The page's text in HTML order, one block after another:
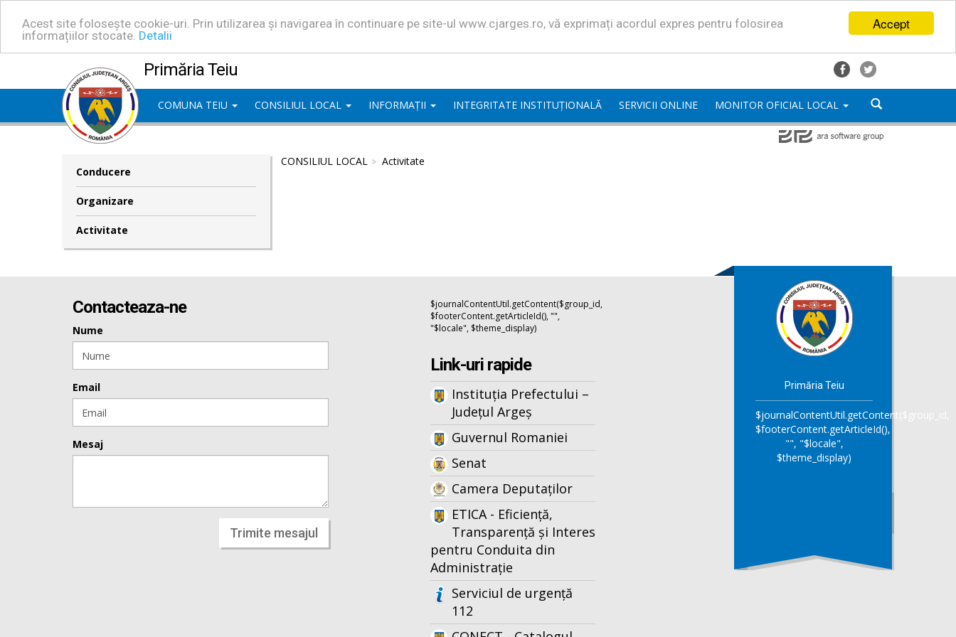
Accept
Acest site folosește cookie-uri. Prin utilizarea și navigarea în continuare pe site-ul www.cjarges.ro, vă exprimați acordul expres pentru folosirea
informațiilor stocate. Detalii
Primăria Teiu
COMUNA TEIU CONSILIUL LOCAL INFORMAȚII INTEGRITATE INSTITUȚIONALĂ SERVICII ONLINE MONITOR OFICIAL LOCAL
Conducere
Organizare
Activitate
CONSILIUL LOCAL Activitate
Contacteaza-ne
Nume
Email
Mesaj
Trimite mesajul
$journalContentUtil.getContent($group_id,
$footerContent.getArticleId(), "",
"$locale", $theme_display)
Link-uri rapide
Instituția Prefectului –
Județul Argeș
Guvernul Romaniei
Senat
Camera Deputaților
ETICA - Eficiență,
Transparență și Interes
pentru Conduita din
Administrație
Serviciul de urgență
112
Primăria Teiu
$journalContentUtil.getContent($group_id,
$footerContent.getArticleId(),
"", "$locale",
$theme_display)